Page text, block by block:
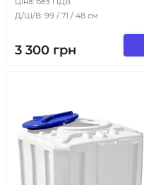
Д/Ш/В: 99 / 71 / 48 см
3 300 грн